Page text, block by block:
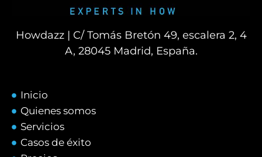
Howdazz | C/ Tomás Bretón 49, escalera 2, 4
A, 28045 Madrid, España.
Inicio
Quienes somos
Servicios
Casos de éxito